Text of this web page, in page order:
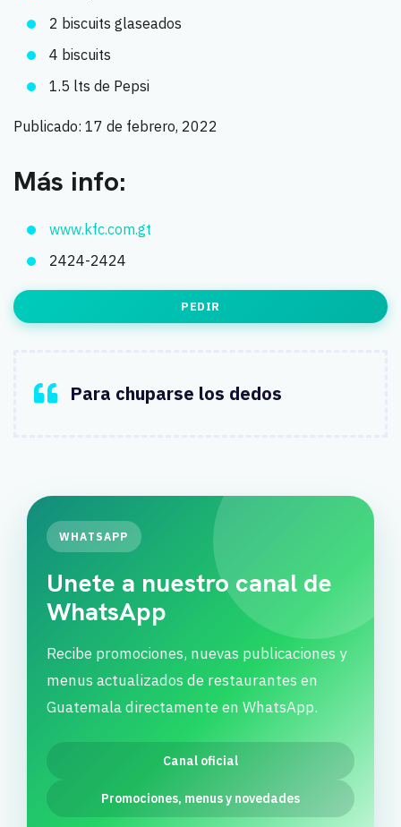
2 biscuits glaseados
4 biscuits
1.5 lts de Pepsi
Publicado: 17 de febrero, 2022
Más info:
www.kfc.com.gt
2424-2424
PEDIR
Para chuparse los dedos
WHATSAPP
Unete a nuestro canal de
WhatsApp
Recibe promociones, nuevas publicaciones y
menus actualizados de restaurantes en
Guatemala directamente en WhatsApp.
Canal oficial
Promociones, menus y novedades